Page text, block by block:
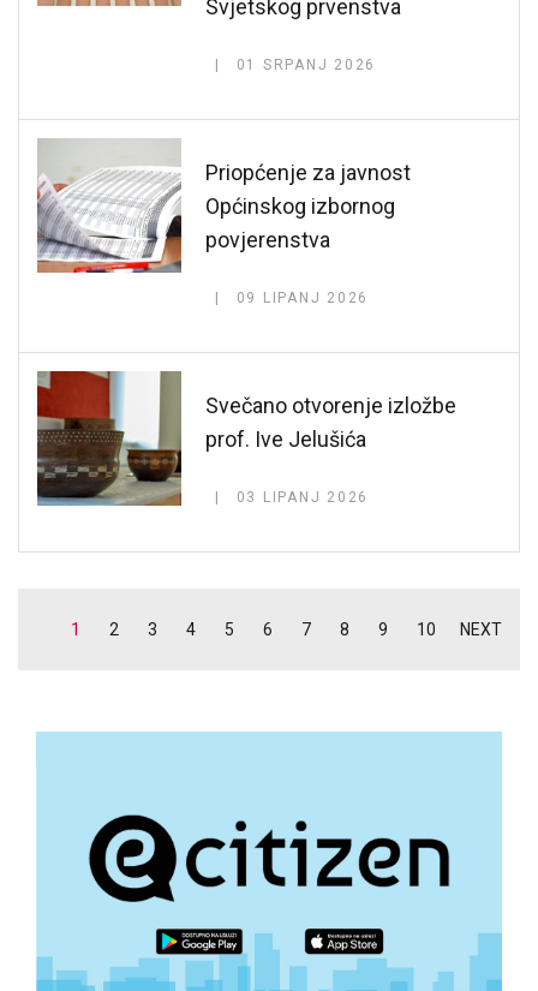
Svjetskog prvenstva
01 SRPANJ 2026
Priopćenje za javnost
Općinskog izbornog
povjerenstva
09 LIPANJ 2026
Svečano otvorenje izložbe
prof. Ive Jelušića
03 LIPANJ 2026
1 2 3 4 5 6 7 8 9 10 NEXT